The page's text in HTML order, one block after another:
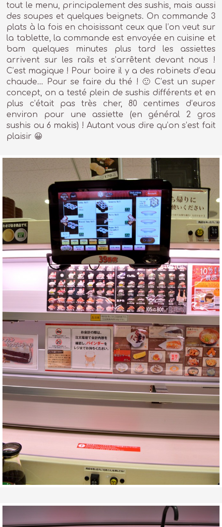
tout le menu, principalement des sushis, mais aussi
des soupes et quelques beignets. On commande 3
plats à la fois en choisissant ceux que l’on veut sur
la tablette, la commande est envoyée en cuisine et
bam quelques minutes plus tard les assiettes
arrivent sur les rails et s’arrêtent devant nous !
C’est magique ! Pour boire il y a des robinets d’eau
chaude… Pour se faire du thé ! 🙂 C’est un super
concept, on a testé plein de sushis différents et en
plus c’était pas très cher, 80 centimes d’euros
environ pour une assiette (en général 2 gros
sushis ou 6 makis) ! Autant vous dire qu’on s’est fait
plaisir 😀